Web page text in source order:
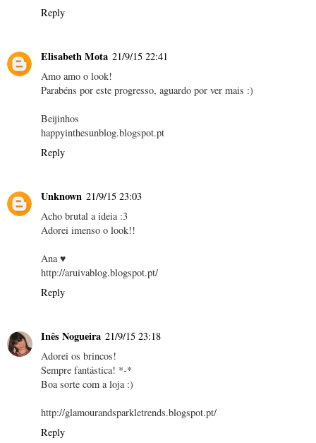
Reply
Elisabeth Mota 21/9/15 22:41
Amo amo o look!
Parabéns por este progresso, aguardo por ver mais :)
Beijinhos
happyinthesunblog.blogspot.pt
Reply
Unknown 21/9/15 23:03
Acho brutal a ideia :3
Adorei imenso o look!!
Ana ♥
http://aruivablog.blogspot.pt/
Reply
Inês Nogueira 21/9/15 23:18
Adorei os brincos!
Sempre fantástica! *-*
Boa sorte com a loja :)
http://glamourandsparkletrends.blogspot.pt/
Reply